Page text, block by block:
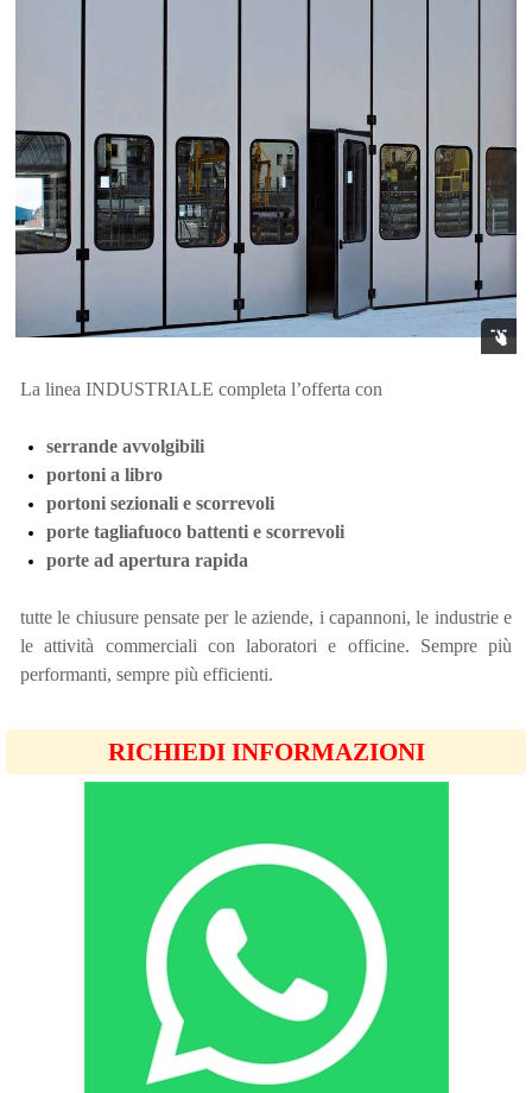
La linea INDUSTRIALE completa l’offerta con
serrande avvolgibili
portoni a libro
portoni sezionali e scorrevoli
porte tagliafuoco battenti e scorrevoli
porte ad apertura rapida
tutte le chiusure pensate per le aziende, i capannoni, le industrie e
le attività commerciali con laboratori e officine. Sempre più
performanti, sempre più efficienti.
RICHIEDI INFORMAZIONI